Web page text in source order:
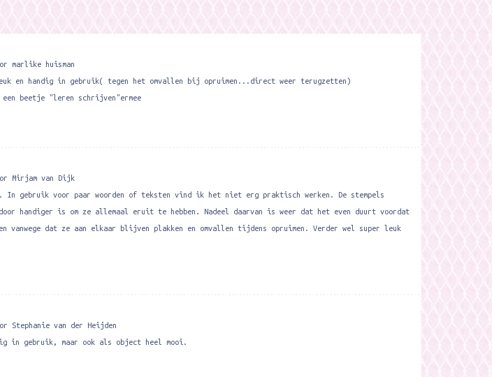
marlike huisman
leuk en handig in gebruik( tegen het omvallen bij opruimen...direct weer terugzetten)
beetje "leren schrijven"ermee
Mirjam van Dijk
In gebruik voor paar woorden of teksten vind ik het niet erg praktisch werken. De stempels
handiger is om ze allemaal eruit te hebben. Nadeel daarvan is weer dat het even duurt voordat
dat ze aan elkaar blijven plakken en omvallen tijdens opruimen. Verder wel super leuk
Stephanie van der Heijden
in gebruik, maar ook als object heel mooi.